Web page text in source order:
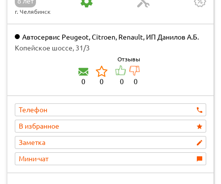
г. Челябинск
Автосервис Peugeot, Citroen, Renault, ИП Данилов А.Б.
Копейское шоссе, 31/3
0 0
Отзывы
0 0
Телефон
В избранное
Заметка
Мини-чат